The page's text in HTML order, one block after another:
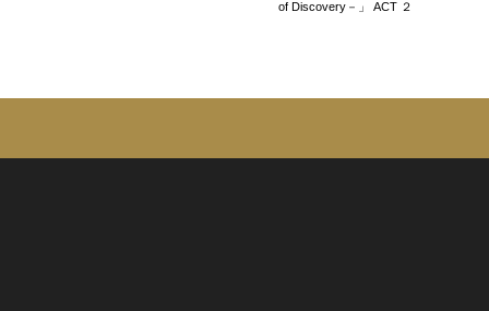
of Discovery－」 ACT ２